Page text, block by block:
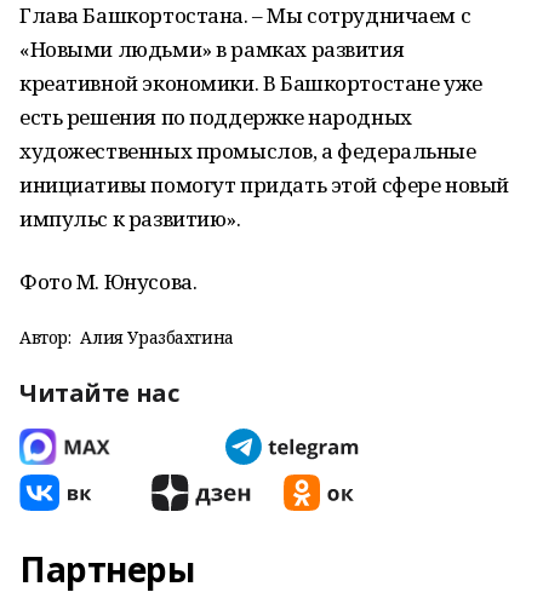
Глава Башкортостана. – Мы сотрудничаем с
«Новыми людьми» в рамках развития
креативной экономики. В Башкортостане уже
есть решения по поддержке народных
художественных промыслов, а федеральные
инициативы помогут придать этой сфере новый
импульс к развитию».
Фото М. Юнусова.
Автор: Алия Уразбахтина
Читайте нас
Партнеры